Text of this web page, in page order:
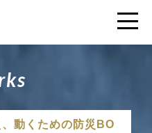
ks
動くための防災BO